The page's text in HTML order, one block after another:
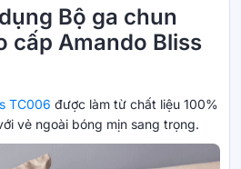
Bộ ga chun
cấp Amando Bliss
TC006 được làm từ chất liệu 100%
vẻ ngoài bóng mịn sang trọng.